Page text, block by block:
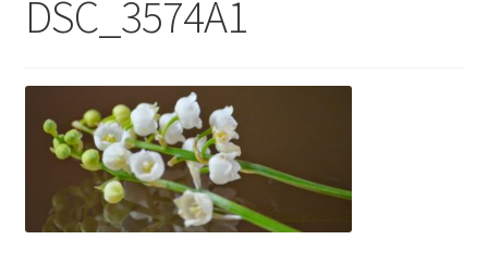
DSC_3574A1